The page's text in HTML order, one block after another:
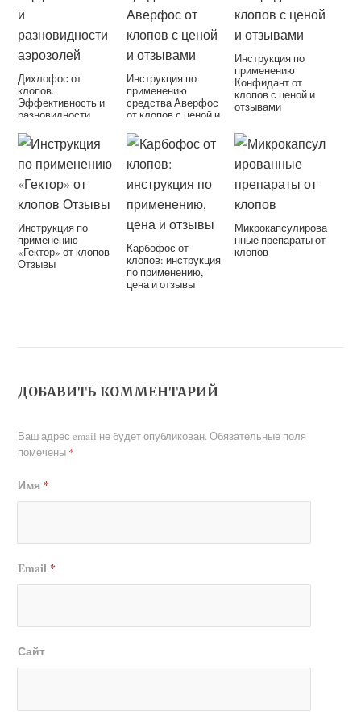
Дихлофос от
клопов.
Эффективность и
разновидности
Инструкция по
применению
средства Аверфос
от клопов с ценой и
Инструкция по
применению
Конфидант от
клопов с ценой и
отзывами
Инструкция по
применению
«Гектор» от клопов
Отзывы
Карбофос от
клопов: инструкция
по применению,
цена и отзывы
Микрокапсулирова
нные препараты от
клопов
ДОБАВИТЬ КОММЕНТАРИЙ
Ваш адрес email не будет опубликован. Обязательные поля
помечены *
Имя *
Email *
Сайт